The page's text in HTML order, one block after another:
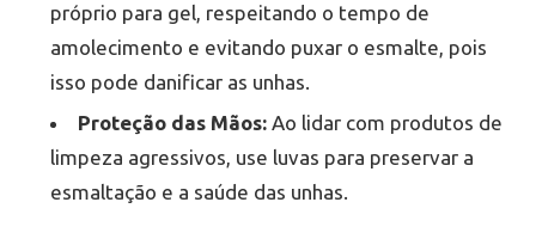
próprio para gel, respeitando o tempo de
amolecimento e evitando puxar o esmalte, pois
isso pode danificar as unhas.
Proteção das Mãos: Ao lidar com produtos de
limpeza agressivos, use luvas para preservar a
esmaltação e a saúde das unhas.